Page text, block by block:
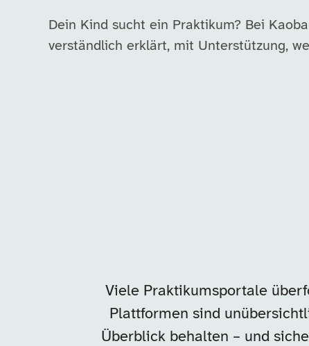
Dein Kind sucht ein Praktikum? Bei
verständlich erklärt, mit Unterstützung,
Viele Praktikumsportale
Plattformen sind
Überblick behalten – und